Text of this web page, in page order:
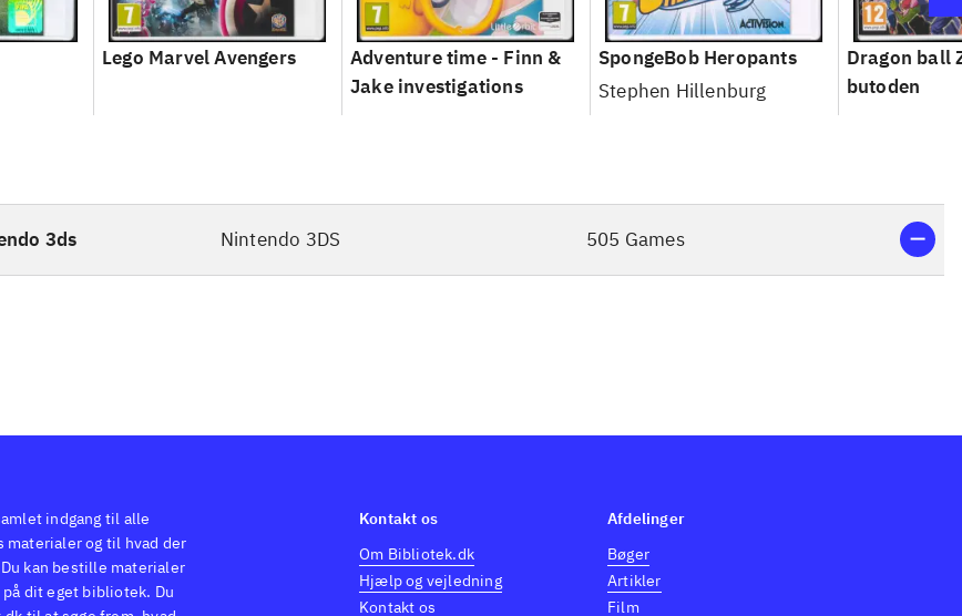
Lego Marvel Avengers
Adventure time - Finn &
Jake investigations
SpongeBob Heropants
Stephen Hillenburg
Dragon ball
butoden
3ds Nintendo 3DS 505 Games
indgang til alle
materialer og til hvad der
kan bestille materialer
på dit eget bibliotek. Du
Kontakt os
Om Bibliotek.dk
Hjælp og vejledning
Kontakt os
Afdelinger
Bøger
Artikler
Film